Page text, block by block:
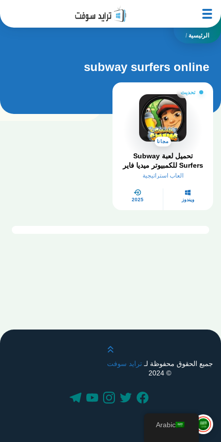
الرئيسية /
subway surfers online
تحديث
مجانا
تحميل لعبة Subway
Surfers للكمبيوتر​ ميديا فاير
2025 مجانا
العاب استراتيجية
ويندوز 2025
قم بالتمرير لأعلى
جميع الحقوق محفوظة لـترايد سوفت
© 2024
Arabic